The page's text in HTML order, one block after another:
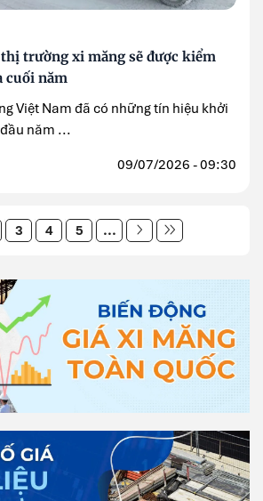
trường xi măng sẽ được kiểm
cuối năm
Việt Nam đã có những tín hiệu khởi
năm ...
09/07/2026 - 09:30
3 4 5 ...